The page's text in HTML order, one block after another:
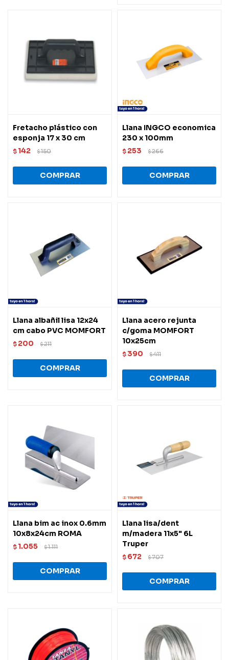
Fretacho plástico con
esponja 17 x 30 cm
$ 142 $150
Llana INGCO economica
230 x 100mm
$ 253 $266
Llana albañil lisa 12x24
cm cabo PVC MOMFORT
$ 200 $211
Llana acero rejunta
c/goma MOMFORT
10x25cm
$ 390 $411
Llana bim ac inox 0.6mm
10x8x24cm ROMA
$ 1.055 $1.111
Llana lisa/dent
m/madera 11x5" 6L
Truper
$ 672 $707